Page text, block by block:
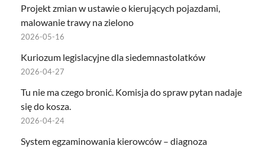
Projekt zmian w ustawie o kierujących pojazdami,
malowanie trawy na zielono
2026-05-16
Kuriozum legislacyjne dla siedemnastolatków
2026-04-27
Tu nie ma czego bronić. Komisja do spraw pytan nadaje
się do kosza.
2026-04-24
System egzaminowania kierowców – diagnoza